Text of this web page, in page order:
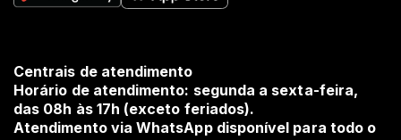
Centrais de atendimento
Horário de atendimento: segunda a sexta-feira,
das 08h às 17h (exceto feriados).
Atendimento via WhatsApp disponível para todo o